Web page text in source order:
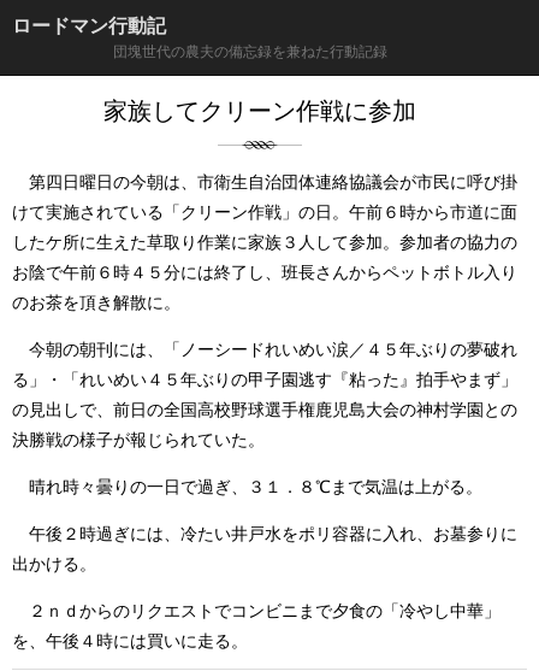
ロードマン行動記
団塊世代の農夫の備忘録を兼ねた行動記録
家族してクリーン作戦に参加
第四日曜日の今朝は、市衛生自治団体連絡協議会が市民に呼び掛
けて実施されている「クリーン作戦」の日。午前６時から市道に面
したケ所に生えた草取り作業に家族３人して参加。参加者の協力の
お陰で午前６時４５分には終了し、班長さんからペットボトル入り
のお茶を頂き解散に。
今朝の朝刊には、「ノーシードれいめい涙／４５年ぶりの夢破れ
る」・「れいめい４５年ぶりの甲子園逃す『粘った』拍手やまず」
の見出しで、前日の全国高校野球選手権鹿児島大会の神村学園との
決勝戦の様子が報じられていた。
晴れ時々曇りの一日で過ぎ、３１．８℃まで気温は上がる。
午後２時過ぎには、冷たい井戸水をポリ容器に入れ、お墓参りに
出かける。
２ｎｄからのリクエストでコンビニまで夕食の「冷やし中華」
を、午後４時には買いに走る。